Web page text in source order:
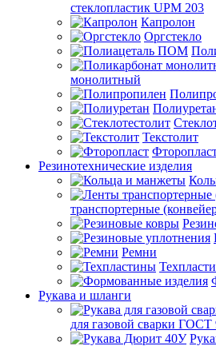
стеклопластик UPM 203
Капролон
Оргстекло
монолитный
Текстолит
Резинотехнические изделия
транспортерные
Ремни
Рукава и шланги
для газовой сварки ГОСТ